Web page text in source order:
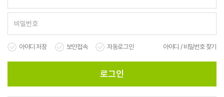
아이디 저장 보안접속 자동로그인 아이디 / 비밀번호 찾기
로그인
비회원의 경우 주문조회 페이지에서